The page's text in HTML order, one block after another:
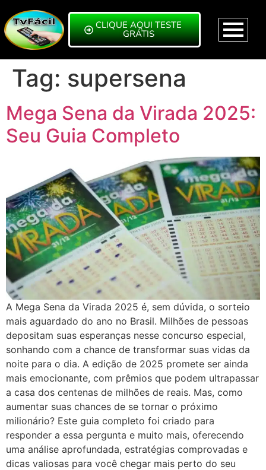
CLIQUE AQUI TESTE
GRÁTIS
Tag: supersena
Mega Sena da Virada 2025:
Seu Guia Completo
A Mega Sena da Virada 2025 é, sem dúvida, o sorteio
mais aguardado do ano no Brasil. Milhões de pessoas
depositam suas esperanças nesse concurso especial,
sonhando com a chance de transformar suas vidas da
noite para o dia. A edição de 2025 promete ser ainda
mais emocionante, com prêmios que podem ultrapassar
a casa dos centenas de milhões de reais. Mas, como
aumentar suas chances de se tornar o próximo
milionário? Este guia completo foi criado para
responder a essa pergunta e muito mais, oferecendo
uma análise aprofundada, estratégias comprovadas e
dicas valiosas para você chegar mais perto do seu